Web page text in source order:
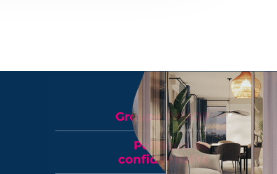
Groupe IMMO9
Politique de
confidentialité